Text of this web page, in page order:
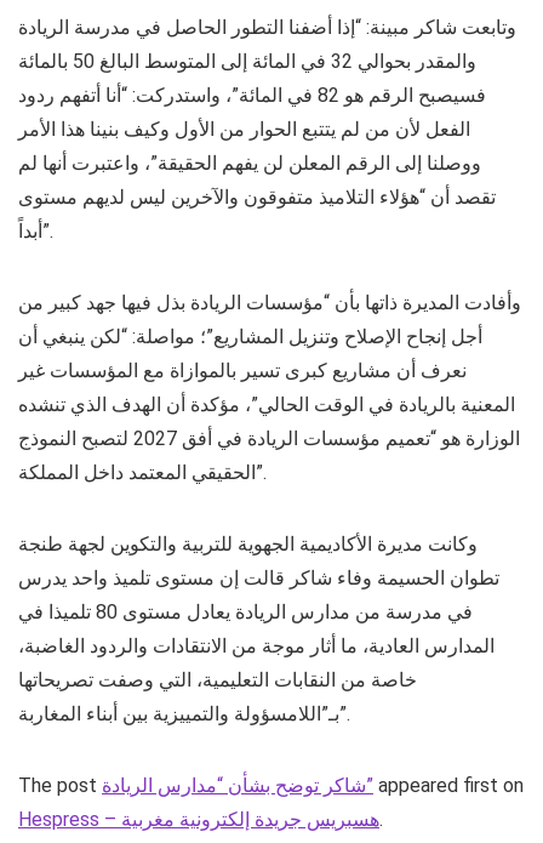
وتابعت شاكر مبينة: “إذا أضفنا التطور الحاصل في مدرسة الريادة
والمقدر بحوالي 32 في المائة إلى المتوسط البالغ 50 بالمائة
فسيصبح الرقم هو 82 في المائة”، واستدركت: “أنا أتفهم ردود
الفعل لأن من لم يتتبع الحوار من الأول وكيف بنينا هذا الأمر
ووصلنا إلى الرقم المعلن لن يفهم الحقيقة”، واعتبرت أنها لم
تقصد أن “هؤلاء التلاميذ متفوقون والآخرين ليس لديهم مستوى
أبداً”.
وأفادت المديرة ذاتها بأن “مؤسسات الريادة بذل فيها جهد كبير من
أجل إنجاح الإصلاح وتنزيل المشاريع”؛ مواصلة: “لكن ينبغي أن
نعرف أن مشاريع كبرى تسير بالموازاة مع المؤسسات غير
المعنية بالريادة في الوقت الحالي”، مؤكدة أن الهدف الذي تنشده
الوزارة هو “تعميم مؤسسات الريادة في أفق 2027 لتصبح النموذج
الحقيقي المعتمد داخل المملكة”.
وكانت مديرة الأكاديمية الجهوية للتربية والتكوين لجهة طنجة
تطوان الحسيمة وفاء شاكر قالت إن مستوى تلميذ واحد يدرس
في مدرسة من مدارس الريادة يعادل مستوى 80 تلميذا في
المدارس العادية، ما أثار موجة من الانتقادات والردود الغاضبة،
خاصة من النقابات التعليمية، التي وصفت تصريحاتها
بـ”اللامسؤولة والتمييزية بين أبناء المغاربة”.
The post شاكر توضح بشأن “مدارس الريادة” appeared first on
Hespress – هسبريس جريدة إلكترونية مغربية.